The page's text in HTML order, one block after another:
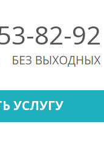
82-92
УСЛУГУ